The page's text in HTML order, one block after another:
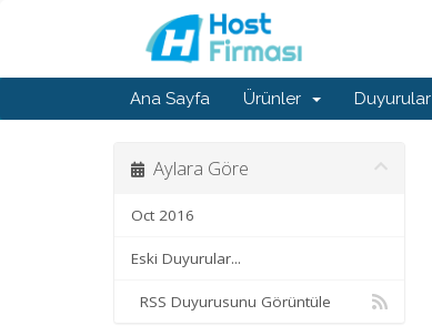
Ana Sayfa Ürünler Duyurular
Aylara Göre
Oct 2016
Eski Duyurular...
RSS Duyurusunu Görüntüle